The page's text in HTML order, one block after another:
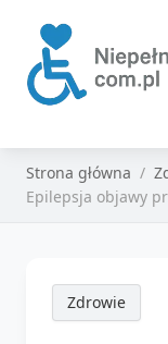
Strona główna
Epilepsja objawy
Zdrowie